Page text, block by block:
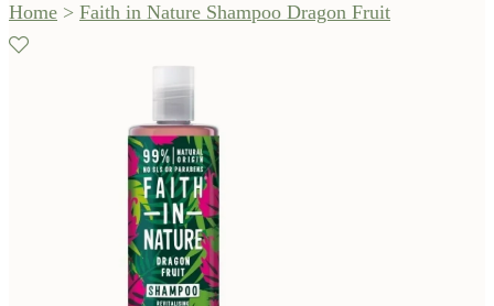
Home > Faith in Nature Shampoo Dragon Fruit